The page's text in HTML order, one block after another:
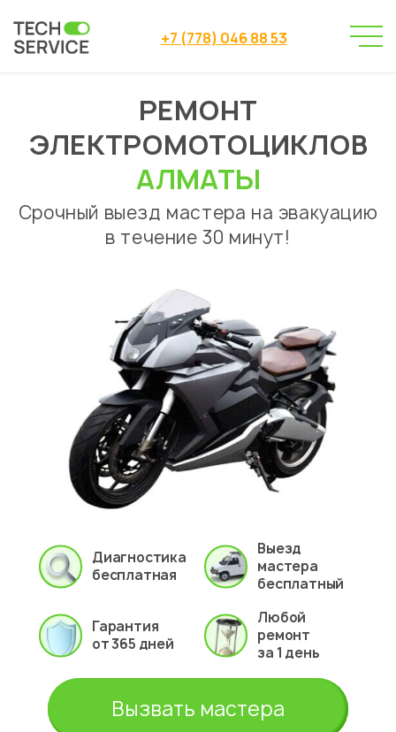
+7 (778) 046 88 53
Сервисный центр
Ремонт электромотоциклов
РЕМОНТ
ЭЛЕКТРОМОТОЦИКЛОВ
АЛМАТЫ
Срочный выезд мастера на эвакуацию
в течение 30 минут!
Диагностика
бесплатная
Выезд
мастера
бесплатный
Гарантия
от 365 дней
Любой
ремонт
за 1 день
Вызвать мастера